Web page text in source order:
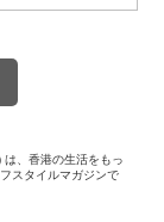
、香港の生活をもっ
スタイルマガジンで